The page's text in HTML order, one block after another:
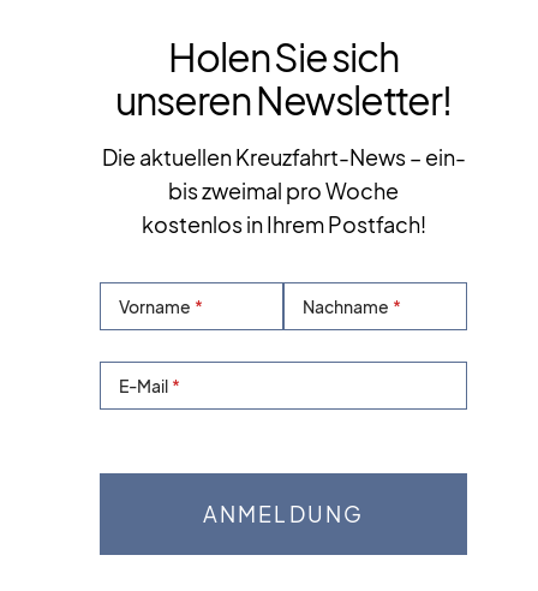
Holen Sie sich
unseren Newsletter!
Die aktuellen Kreuzfahrt-News – ein-
bis zweimal pro Woche
kostenlos in Ihrem Postfach!
Vorname Nachname
E-Mail